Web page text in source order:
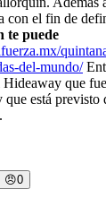
con el fin de
te puede
del-mundo/
que
está previsto
😠0